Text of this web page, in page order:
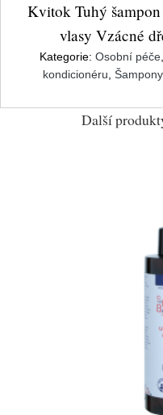
Kvitok Tuhý
vlasy Vzácné
Kategorie: Osobní péče
kondicionéru
Další